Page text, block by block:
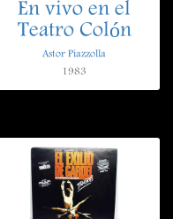
En vivo en el
Teatro Colón
Astor Piazzolla
1983